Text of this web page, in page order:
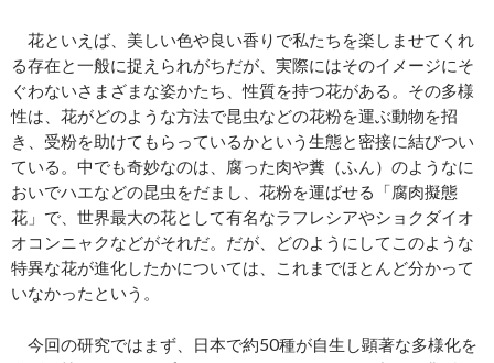
花といえば、美しい色や良い香りで私たちを楽しませてくれ
る存在と一般に捉えられがちだが、実際にはそのイメージにそ
ぐわないさまざまな姿かたち、性質を持つ花がある。その多様
性は、花がどのような方法で昆虫などの花粉を運ぶ動物を招
き、受粉を助けてもらっているかという生態と密接に結びつい
ている。中でも奇妙なのは、腐った肉や糞（ふん）のようなに
おいでハエなどの昆虫をだまし、花粉を運ばせる「腐肉擬態
花」で、世界最大の花として有名なラフレシアやショクダイオ
オコンニャクなどがそれだ。だが、どのようにしてこのような
特異な花が進化したかについては、これまでほとんど分かって
いなかったという。
今回の研究ではまず、日本で約50種が自生し顕著な多様化を